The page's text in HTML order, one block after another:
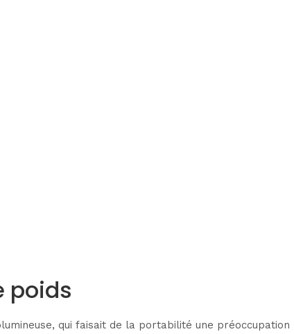
poids
qui faisait de la portabilité une préoccupation